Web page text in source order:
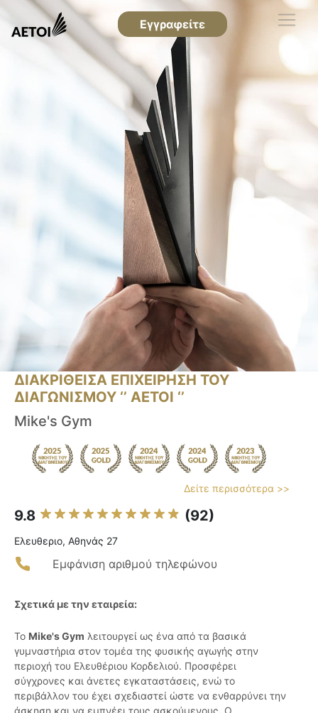
Εγγραφείτε
ΔΙΑΚΡΙΘΕΙΣΑ ΕΠΙΧΕΙΡΗΣΗ ΤΟΥ
ΔΙΑΓΩΝΙΣΜΟΥ ‘’ ΑΕΤΟΙ ‘’
Mike's Gym
Δείτε περισσότερα >>
9.8 (92)
Ελευθεριο, Αθηνάς 27
Εμφάνιση αριθμού τηλεφώνου
Σχετικά με την εταιρεία:
Το Mike's Gym λειτουργεί ως ένα από τα βασικά
γυμναστήρια στον τομέα της φυσικής αγωγής στην
περιοχή του Ελευθέριου Κορδελιού. Προσφέρει
σύγχρονες και άνετες εγκαταστάσεις, ενώ το
περιβάλλον του έχει σχεδιαστεί ώστε να ενθαρρύνει την
άσκηση και να εμπνέει τους ασκούμενους. Ο